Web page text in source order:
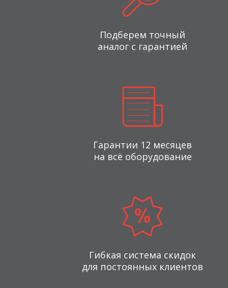
Подберем точный
аналог с гарантией
Гарантии 12 месяцев
на всё оборудование
Гибкая система скидок
для постоянных клиентов